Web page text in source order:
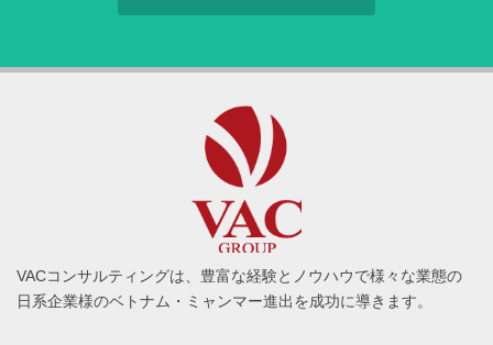
VACコンサルティングは、豊富な経験とノウハウで様々な業態の
日系企業様のベトナム・ミャンマー進出を成功に導きます。